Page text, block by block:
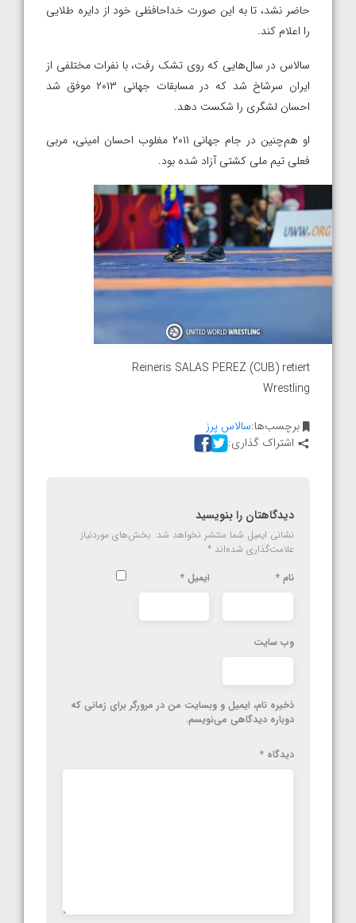
حاضر نشد، تا به این صورت خداحافظی خود از دایره طلایی
را اعلام کند.
سالاس در سال‌هایی که روی تشک رفت، با نفرات مختلفی از
ایران سرشاخ شد که در مسابقات جهانی ۲۰۱۳ موفق شد
احسان لشگری را شکست دهد.
او هم‌چنین در جام جهانی ۲۰۱۱ مغلوب احسان امینی، مربی
فعلی تیم ملی کشتی آزاد شده بود.
Reineris SALAS PEREZ (CUB) retiert
Wrestling
برچسب‌ها:سالاس پرز
اشتراک گذاری:
دیدگاهتان را بنویسید
نشانی ایمیل شما منتشر نخواهد شد. بخش‌های موردنیاز
علامت‌گذاری شده‌اند *
نام * ایمیل *
وب‌ سایت
ذخیره نام، ایمیل و وبسایت من در مرورگر برای زمانی که
دوباره دیدگاهی می‌نویسم.
دیدگاه *